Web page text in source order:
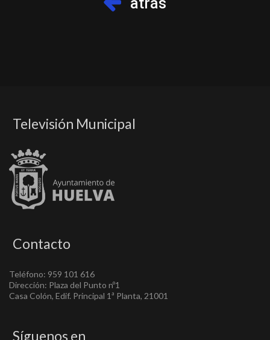
Televisión Municipal
Contacto
Teléfono: 959 101 616
Dirección: Plaza del Punto nº1
Casa Colón, Edif. Principal 1ª Planta, 21001
Síguenos en